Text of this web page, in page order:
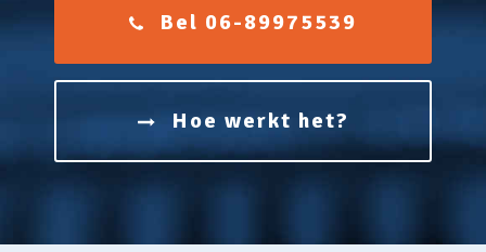
Bel 06-89975539
Hoe werkt het?